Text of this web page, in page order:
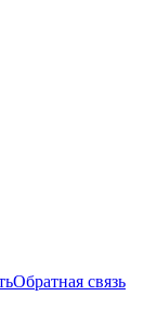
Обратная связь